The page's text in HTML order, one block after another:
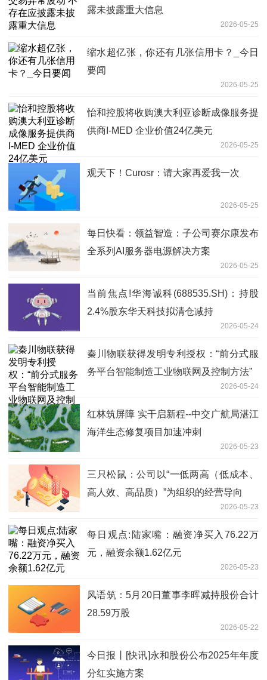
露未披露重大信息
2026-05-25
缩水超亿张，你还有几张信用卡？_今日
要闻
2026-05-25
怡和控股将收购澳大利亚诊断成像服务提
供商I-MED 企业价值24亿美元
2026-05-25
观天下！Curosr：请大家再爱我一次
2026-05-25
每日快看：领益智造：子公司赛尔康发布
全系列AI服务器电源解决方案
2026-05-25
当前焦点!华海诚科(688535.SH)：持股
2.4%股东华天科技拟清仓减持
2026-05-24
秦川物联获得发明专利授权：“前分式服
务平台智能制造工业物联网及控制方法”
2026-05-24
红林筑屏障 实干启新程--中交广航局湛江
海洋生态修复项目加速冲刺
2026-05-23
三只松鼠：公司以“一低两高（低成本、
高人效、高品质）”为组织的经营导向
2026-05-23
每日观点:陆家嘴：融资净买入76.22万
元，融资余额1.62亿元
2026-05-23
风语筑：5月20日董事李晖减持股份合计
28.59万股
2026-05-22
今日报丨[快讯]永和股份公布2025年年度
分红实施方案